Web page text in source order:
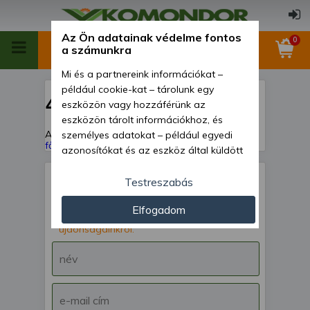
0
404
A keresett oldal nem található!Vissza a
főoldalra
IRATKOZZ FEL hírlevelünkre!
Értesülj akcióinkról,
újdonságainkról.
Az Ön adatainak védelme fontos
a számunkra
Mi és a partnereink információkat –
például cookie-kat – tárolunk egy
eszközön vagy hozzáférünk az
eszközön tárolt információkhoz, és
személyes adatokat – például egyedi
azonosítókat és az eszköz által küldött
személyre szabott hirdetések és
tartalom nyújtásához, hirdetés- és
tartalomméréshez, nézettségi adatok
gyűjtéséhez, valamint termékek
kifejlesztéséhez és a termékek
javításához. Az Ön engedélyével mi és a
módszerrel szerzett pontos geolokációs
adatokat és azonosítási információkat
Testreszabás
Elfogadom